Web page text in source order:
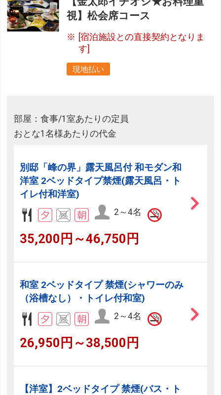
視】松会席コース
[宿泊施設との直接契約となりま
す]
現地払い
部屋：食事/1室あたりの定員
おとな1名様あたりの代金
別邸「峰の界」露天風呂付 和モダン和
洋室 2ベッドタイプ禁煙(露天風呂・ト
イレ付和洋室)
2～4名
35,200円～46,750円
和室 2ベッドタイプ 禁煙(シャワーのみ
（浴槽なし）・トイレ付和室)
2～4名
26,950円～38,500円
【洋室】2ベッドタイプ 禁煙(バス・ト